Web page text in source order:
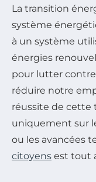
La transition
système
à un système
énergies
pour lutter
réduire notre
réussite de cette
uniquement sur
ou les avancées
citoyens est tout